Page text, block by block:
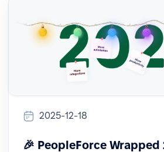
2025-12-18
🎉 PeopleForce Wrapped